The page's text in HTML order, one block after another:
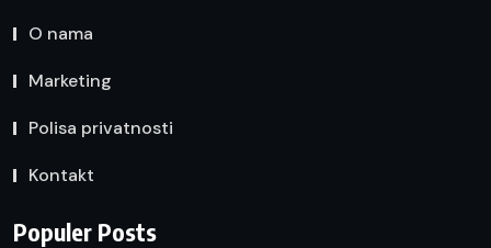
O nama
Marketing
Polisa privatnosti
Kontakt
Populer Posts